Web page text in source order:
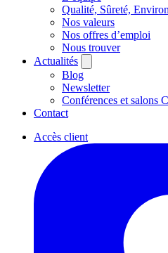
Qualité, Sûreté,
Nos valeurs
Nos offres d’emploi
Nous trouver
Actualités
Blog
Newsletter
Conférences et salons
Contact
Accès client